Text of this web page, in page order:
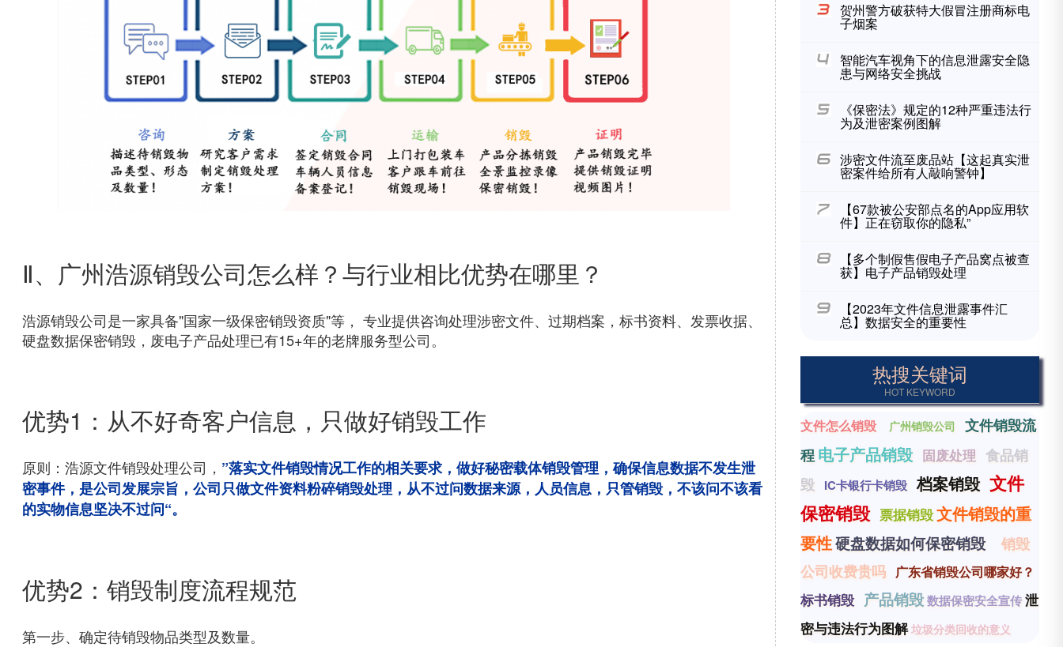
Ⅱ、广州浩源销毁公司怎么样？与行业相比优势在哪里？
浩源销毁公司是一家具备"国家一级保密销毁资质"等， 专业提供咨询处理涉密文件、过期档案，标书资料、发票收据、
硬盘数据保密销毁，废电子产品处理已有15+年的老牌服务型公司。
优势1：从不好奇客户信息，只做好销毁工作
原则：浩源文件销毁处理公司， ”落实文件销毁情况工作的相关要求，做好秘密载体销毁管理，确保信息数据不发生泄
密事件，是公司发展宗旨，公司只做文件资料粉碎销毁处理，从不过问数据来源，人员信息，只管销毁，不该问不该看
的实物信息坚决不过问“。
优势2：销毁制度流程规范
第一步、确定待销毁物品类型及数量。
贺州警方破获特大假冒注册商标电
子烟案
智能汽车视角下的信息泄露安全隐
患与网络安全挑战
《保密法》规定的12种严重违法行
为及泄密案例图解
涉密文件流至废品站【这起真实泄
密案件给所有人敲响警钟】
【67款被公安部点名的App应用软
件】正在窃取你的隐私”
【多个制假售假电子产品窝点被查
获】电子产品销毁处理
【2023年文件信息泄露事件汇
总】数据安全的重要性
热搜关键词
HOT KEYWORD
文件怎么销毁 广州销毁公司
文件销毁流
程 电子产品销毁 固废处理 食品销
毁
IC卡银行卡销毁 档案销毁 文件
保密销毁 票据销毁文件销毁的重
要性硬盘数据如何保密销毁
销毁
公司收费贵吗 广东省销毁公司哪家好？
标书销毁 产品销毁数据保密安全宣传泄
密与违法行为图解 垃圾分类回收的意义